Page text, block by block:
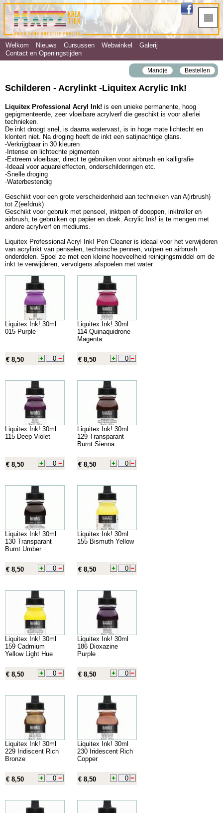
Welkom Nieuws Cursussen Webwinkel
Galerij
Contact en Openingstijden
Mandje Bestellen
Schilderen - Acrylinkt ‐Liquitex Acrylic Ink!
Liquitex Professional Acryl Ink! is een unieke permanente, hoog
gepigmenteerde, zeer vloeibare acrylverf die geschikt is voor allerlei
technieken.
De inkt droogt snel, is daarna watervast, is in hoge mate lichtecht en
klontert niet. Na droging heeft de inkt een satijnachtige glans.
-Verkrijgbaar in 30 kleuren
-Intense en lichtechte pigmenten
-Extreem vloeibaar, direct te gebruiken voor airbrush en kalligrafie
-Ideaal voor aquareleffecten, onderschilderingen etc.
-Snelle droging
-Waterbestendig
Geschikt voor een grote verscheidenheid aan technieken van A(irbrush)
tot Z(eefdruk)
Geschikt voor gebruik met penseel, inktpen of dooppen, inktroller en
airbrush, te gebruiken op papier en doek. Acrylic Ink! is te mengen met
andere acrylverf en mediums.
Liquitex Professional Acryl Ink! Pen Cleaner is ideaal voor het verwijderen
van acrylinkt van penselen, technische pennen, vulpen en airbrush
onderdelen. Spoel ze met een kleine hoeveelheid reinigingsmiddel om de
inkt te verwijderen, vervolgens afspoelen met water.
Liquitex Ink! 30ml
015 Purple
€ 8,50
Liquitex Ink! 30ml
114 Quinaquidrone
Magenta
€ 8,50
Liquitex Ink! 30ml
115 Deep Violet
€ 8,50
Liquitex Ink! 30ml
129 Transparant
Burnt Sienna
€ 8,50
Liquitex Ink! 30ml
130 Transparant
Burnt Umber
€ 8,50
Liquitex Ink! 30ml
155 Bismuth Yellow
€ 8,50
Liquitex Ink! 30ml
159 Cadmium
Yellow Light Hue
€ 8,50
Liquitex Ink! 30ml
186 Dioxazine
Purple
€ 8,50
Liquitex Ink! 30ml
229 Iridiscent Rich
Bronze
€ 8,50
Liquitex Ink! 30ml
230 Iridescent Rich
Copper
€ 8,50